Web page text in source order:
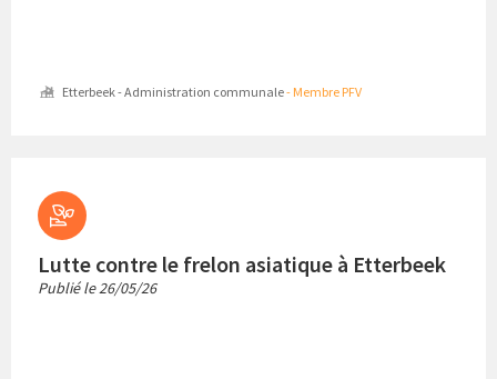
Etterbeek - Administration communale- Membre PFV
Lutte contre le frelon asiatique à Etterbeek
Publié le26/05/26